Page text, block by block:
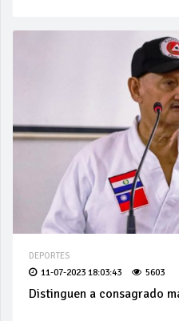
DEPORTES
11-07-2023 18:03:43 5603
Distinguen a consagrado